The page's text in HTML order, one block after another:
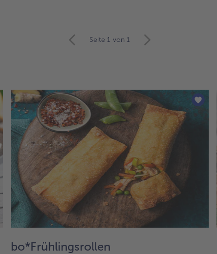
Seite 1 von 1
bo*Frühlingsrollen